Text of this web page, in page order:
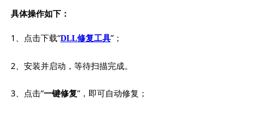
具体操作如下：
1、点击下载“DLL修复工具”；
2、安装并启动，等待扫描完成。
3、点击“一键修复”，即可自动修复；